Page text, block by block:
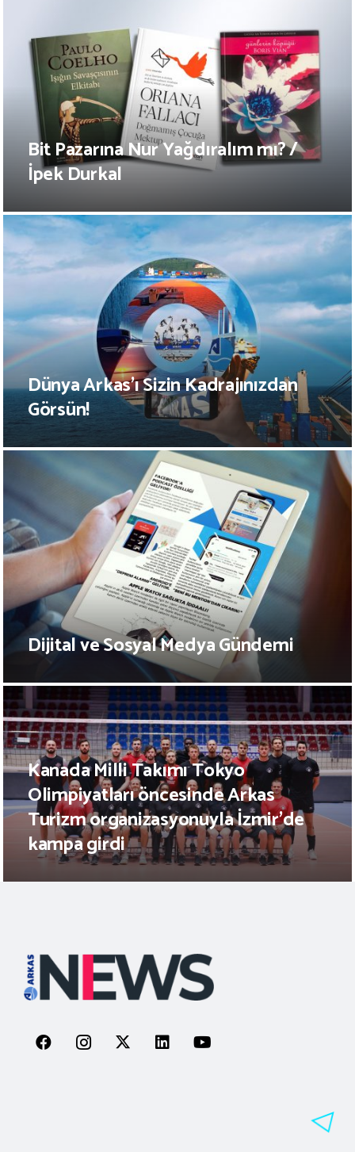
Bit Pazarına Nur Yağdıralım mı? /
İpek Durkal
Dünya Arkas’ı Sizin Kadrajınızdan
Görsün!
Dijital ve Sosyal Medya Gündemi
Kanada Milli Takımı Tokyo
Olimpiyatları öncesinde Arkas
Turizm organizasyonuyla İzmir’de
kampa girdi